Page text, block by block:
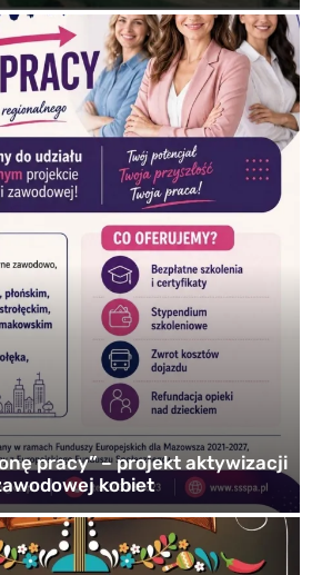
pracy” – projekt aktywizacji
kobiet